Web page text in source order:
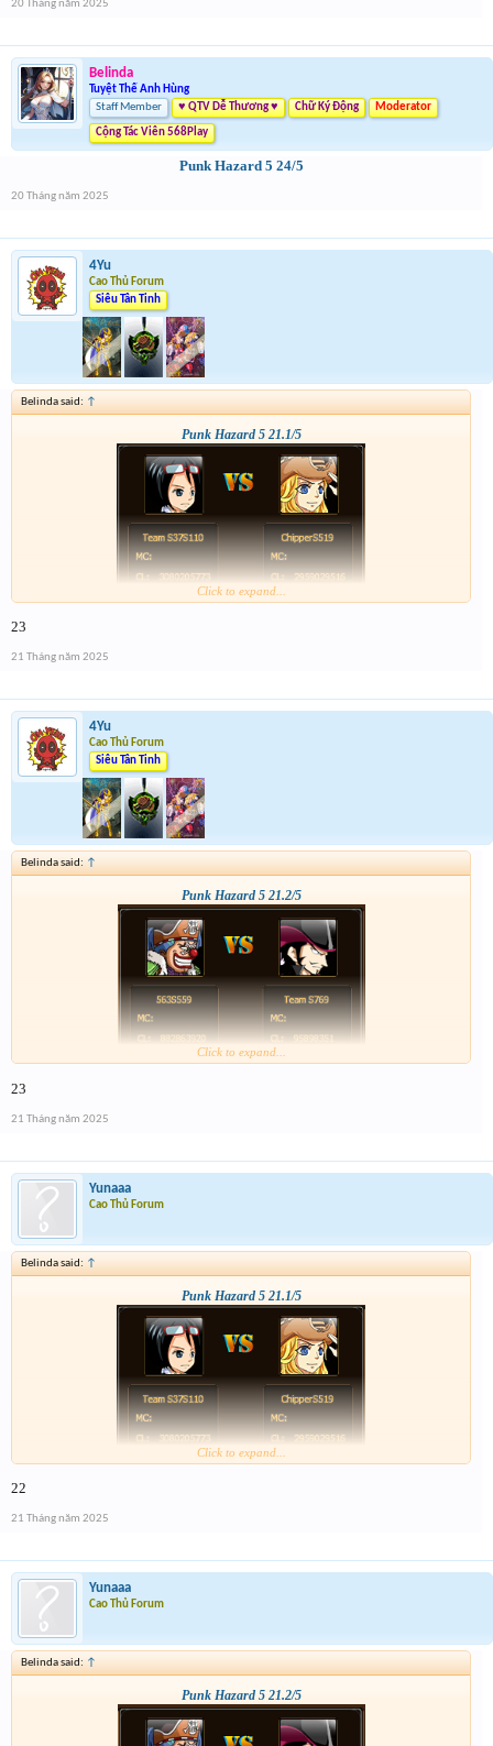
20 Tháng năm 2025
Belinda
Tuyệt Thế Anh Hùng
Staff Member
♥ QTV Dễ Thương ♥ Chữ Ký Động Moderator
Cộng Tác Viên 568Play
Punk Hazard 5 24/5
20 Tháng năm 2025
4Yu
Cao Thủ Forum
Siêu Tân Tinh
Belinda said: ↑
Punk Hazard 5 21.1/5
Click to expand...
23
21 Tháng năm 2025
4Yu
Cao Thủ Forum
Siêu Tân Tinh
Belinda said: ↑
Punk Hazard 5 21.2/5
Click to expand...
23
21 Tháng năm 2025
Yunaaa
Cao Thủ Forum
Belinda said: ↑
Punk Hazard 5 21.1/5
Click to expand...
22
21 Tháng năm 2025
Yunaaa
Cao Thủ Forum
Belinda said: ↑
Punk Hazard 5 21.2/5